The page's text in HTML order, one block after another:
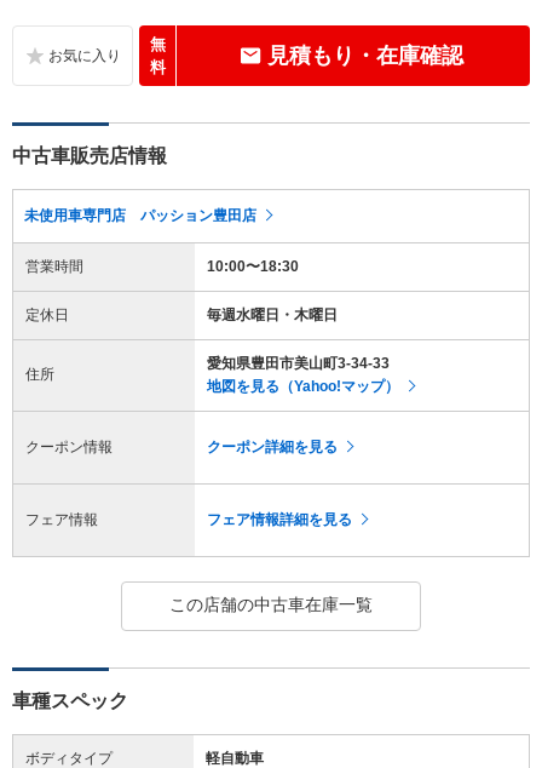
無
料
見積もり・在庫確認
中古車販売店情報
未使用車専門店 パッション豊田店
営業時間 10:00〜18:30
定休日 毎週水曜日・木曜日
住所
愛知県豊田市美山町3-34-33
地図を見る（Yahoo!マップ）
クーポン情報 クーポン詳細を見る
フェア情報 フェア情報詳細を見る
この店舗の中古車在庫一覧
車種スペック
ボディタイプ 軽自動車